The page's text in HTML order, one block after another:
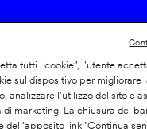
tutti i cookie”, l'utente
sul dispositivo per migliorare
analizzare l'utilizzo del sito e
marketing. La chiusura del
dell’apposito link "Continua